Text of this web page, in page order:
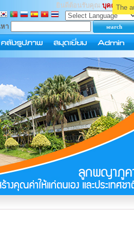
ยินดีต้อนรับคุณ บุคคลทั่วไป
า
The